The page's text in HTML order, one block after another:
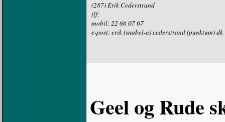
(287) Erik Cederstrand
tlf:
mobil: 22 66 07 67
e-post: erik (snabel-a) cederstrand (punktum) dk
Geel og Rude